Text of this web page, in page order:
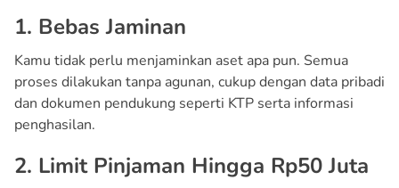
1. Bebas Jaminan
Kamu tidak perlu menjaminkan aset apa pun. Semua
proses dilakukan tanpa agunan, cukup dengan data pribadi
dan dokumen pendukung seperti KTP serta informasi
penghasilan.
2. Limit Pinjaman Hingga Rp50 Juta